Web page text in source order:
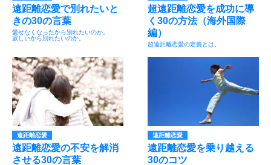
遠距離恋愛で別れたいと
きの30の言葉
愛せなくなったから別れたいのか。
寂しいから別れたいのか。
超遠距離恋愛を成功に導
く30の方法（海外国際
編）
超遠距離恋愛の定義とは。
遠距離恋愛
遠距離恋愛の不安を解消
させる30の言葉
遠距離恋愛
遠距離恋愛を乗り越える
30のコツ